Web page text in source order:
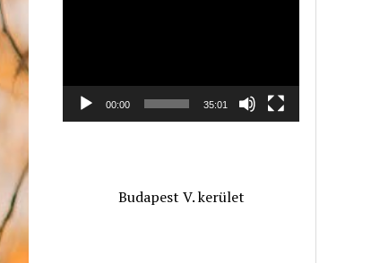
00:00 35:01
Budapest V. kerület